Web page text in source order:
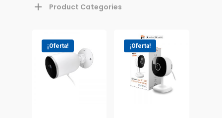
Product Categories
¡Oferta! ¡Oferta!